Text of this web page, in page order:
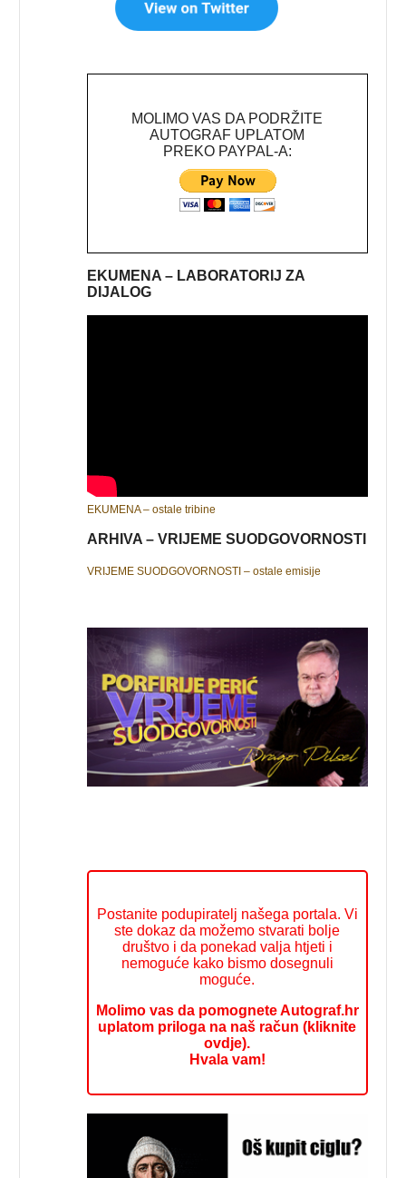
MOLIMO VAS DA PODRŽITE
AUTOGRAF UPLATOM
PREKO PAYPAL-A:
EKUMENA – LABORATORIJ ZA
DIJALOG
EKUMENA – ostale tribine
ARHIVA – VRIJEME SUODGOVORNOSTI
VRIJEME SUODGOVORNOSTI – ostale emisije
Postanite podupiratelj našega portala. Vi
ste dokaz da možemo stvarati bolje
društvo i da ponekad valja htjeti i
nemoguće kako bismo dosegnuli
moguće.
Molimo vas da pomognete Autograf.hr
uplatom priloga na naš račun (kliknite
ovdje).
Hvala vam!